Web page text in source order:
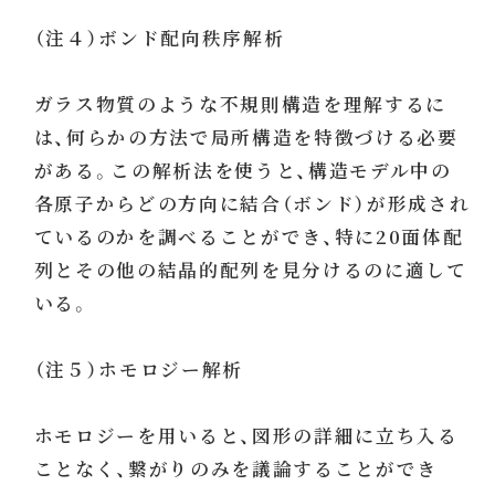
（注４）ボンド配向秩序解析
ガラス物質のような不規則構造を理解するに
は、何らかの方法で局所構造を特徴づける必要
がある。この解析法を使うと、構造モデル中の
各原子からどの方向に結合（ボンド）が形成され
ているのかを調べることができ、特に20面体配
列とその他の結晶的配列を見分けるのに適して
いる。
（注５）ホモロジー解析
ホモロジーを用いると、図形の詳細に立ち入る
ことなく、繋がりのみを議論することができ